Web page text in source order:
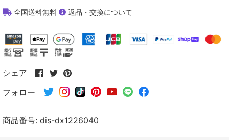
全国送料無料 返品・交換について
シェア
Facebook
シ
ェ
ア
す
Twitter
シ
ェ
ア
す
Pinterest
シ
ェ
ア
フォロー
商品番号: dis-dx1226040